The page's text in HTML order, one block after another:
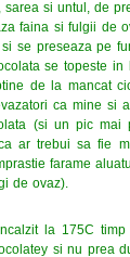
si untul, de
faina si fulgii de
se preseaza pe
se topeste
de la mancat
ca mine si
(si un pic mai
ar trebui sa fie
farame
de ovaz).
la 175C
si nu prea